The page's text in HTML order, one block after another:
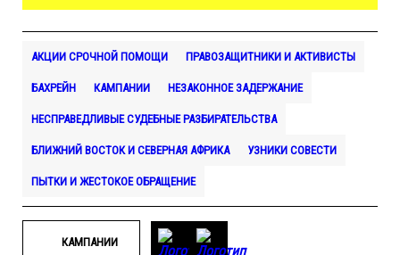
АКЦИИ СРОЧНОЙ ПОМОЩИ ПРАВОЗАЩИТНИКИ И АКТИВИСТЫ
БАХРЕЙН КАМПАНИИ НЕЗАКОННОЕ ЗАДЕРЖАНИЕ
НЕСПРАВЕДЛИВЫЕ СУДЕБНЫЕ РАЗБИРАТЕЛЬСТВА
БЛИЖНИЙ ВОСТОК И СЕВЕРНАЯ АФРИКА УЗНИКИ СОВЕСТИ
ПЫТКИ И ЖЕСТОКОЕ ОБРАЩЕНИЕ
КАМПАНИИ